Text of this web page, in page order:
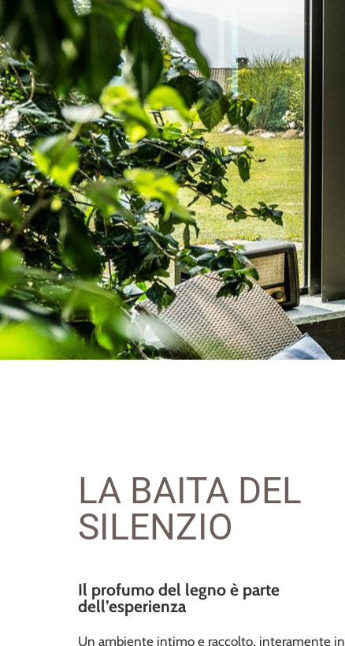
LA BAITA DEL
SILENZIO
Il profumo del legno è parte
dell’esperienza
Un ambiente intimo e raccolto, interamente in